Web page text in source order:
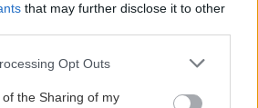
that may further disclose it to other
app uses one or more Google
or usage behaviour. You may click to
Opt Outs
the Sharing of my